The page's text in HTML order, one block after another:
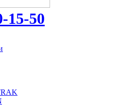
15-50